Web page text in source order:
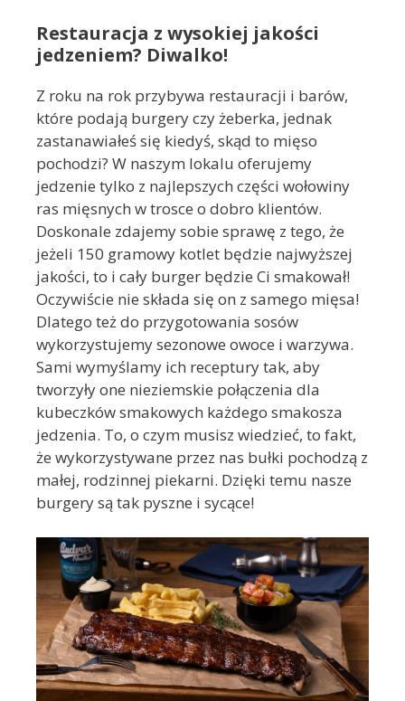
Restauracja z wysokiej jakości
jedzeniem? Diwalko!
Z roku na rok przybywa restauracji i barów,
które podają burgery czy żeberka, jednak
zastanawiałeś się kiedyś, skąd to mięso
pochodzi? W naszym lokalu oferujemy
jedzenie tylko z najlepszych części wołowiny
ras mięsnych w trosce o dobro klientów.
Doskonale zdajemy sobie sprawę z tego, że
jeżeli 150 gramowy kotlet będzie najwyższej
jakości, to i cały burger będzie Ci smakował!
Oczywiście nie składa się on z samego mięsa!
Dlatego też do przygotowania sosów
wykorzystujemy sezonowe owoce i warzywa.
Sami wymyślamy ich receptury tak, aby
tworzyły one nieziemskie połączenia dla
kubeczków smakowych każdego smakosza
jedzenia. To, o czym musisz wiedzieć, to fakt,
że wykorzystywane przez nas bułki pochodzą z
małej, rodzinnej piekarni. Dzięki temu nasze
burgery są tak pyszne i sycące!